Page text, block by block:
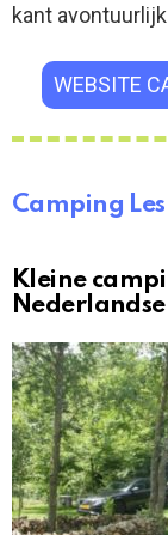
kant
WEBSITE
Camping
Kleine